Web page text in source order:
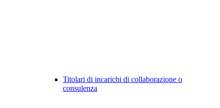
Titolari di incarichi di collaborazione o
consulenza